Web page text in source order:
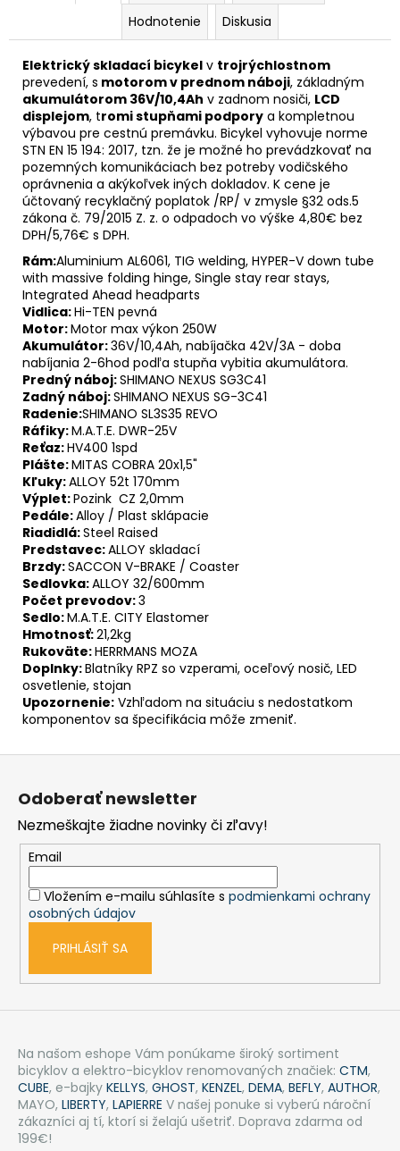
Hodnotenie Diskusia
Elektrický skladací bicykel v trojrýchlostnom
prevedení, s motorom v prednom náboji, základným
akumulátorom 36V/10,4Ah v zadnom nosiči, LCD
displejom, tromi stupňami podpory a kompletnou
výbavou pre cestnú premávku. Bicykel vyhovuje norme
STN EN 15 194: 2017, tzn. že je možné ho prevádzkovať na
pozemných komunikáciach bez potreby vodičského
oprávnenia a akýkoľvek iných dokladov. K cene je
účtovaný recyklačný poplatok /RP/ v zmysle §32 ods.5
zákona č. 79/2015 Z. z. o odpadoch vo výške 4,80€ bez
DPH/5,76€ s DPH.
Rám:Aluminium AL6061, TIG welding, HYPER-V down tube
with massive folding hinge, Single stay rear stays,
Integrated Ahead headparts
Vidlica:Hi-TEN pevná
Motor:Motor max výkon 250W
Akumulátor:36V/10,4Ah, nabíjačka 42V/3A - doba
nabíjania 2-6hod podľa stupňa vybitia akumulátora.
Predný náboj:SHIMANO NEXUS SG3C41
Zadný náboj:SHIMANO NEXUS SG-3C41
Radenie:SHIMANO SL3S35 REVO
Ráfiky:M.A.T.E. DWR-25V
Reťaz:HV400 1spd
Plášte:MITAS COBRA 20x1,5"
Kľuky:ALLOY 52t 170mm
Výplet:Pozink CZ 2,0mm
Pedále:Alloy / Plast sklápacie
Riadidlá:Steel Raised
Predstavec:ALLOY skladací
Brzdy:SACCON V-BRAKE / Coaster
Sedlovka:ALLOY 32/600mm
Počet prevodov:3
Sedlo:M.A.T.E. CITY Elastomer
Hmotnosť:21,2kg
Rukoväte:HERRMANS MOZA
Doplnky:Blatníky RPZ so vzperami, oceľový nosič, LED
osvetlenie, stojan
Upozornenie: Vzhľadom na situáciu s nedostatkom
komponentov sa špecifikácia môže zmeniť.
Z
Odoberať newsletter
Nezmeškajte žiadne novinky či zľavy!
Email
Vložením e-mailu súhlasíte s podmienkami ochrany
osobných údajov
PRIHLÁSIŤ SA
Na našom eshope Vám ponúkame široký sortiment
bicyklov a elektro-bicyklov renomovaných značiek: CTM,
CUBE, e-bajky KELLYS, GHOST, KENZEL, DEMA, BEFLY, AUTHOR,
MAYO, LIBERTY, LAPIERRE V našej ponuke si vyberú nároční
zákazníci aj tí, ktorí si želajú ušetriť. Doprava zdarma od
199€!